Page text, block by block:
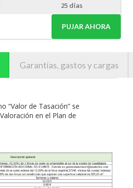
25 días
PUJAR AHORA
Garantías, gastos y cargas
“Valor de Tasación” se
en el Plan de